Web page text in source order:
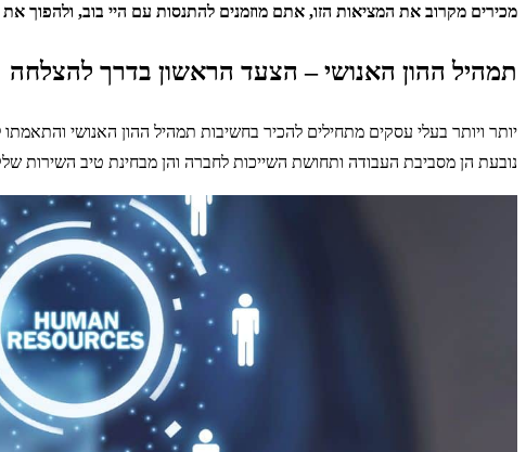
מכירים מקרוב את המציאות הזו, אתם מוזמנים להתנסות עם היי בוב, ולהפוך
תמהיל ההון האנושי – הצעד הראשון בדרך להצלחה
יותר ויותר בעלי עסקים מתחילים להכיר בחשיבות תמהיל ההון האנושי
נובעת הן מסביבת העבודה ותחושת השייכות לחברה והן מבחינת טיב השירות